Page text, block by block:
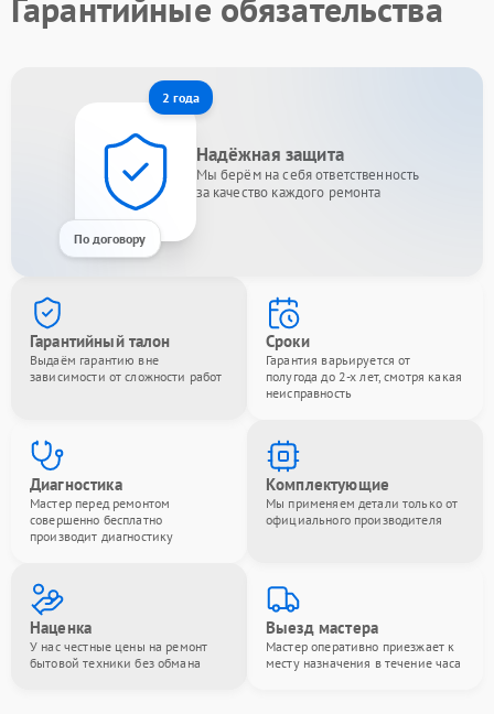
2 года
По договору
Надёжная защита
Мы берём на себя ответственность
за качество каждого ремонта
Гарантийный талон
Выдаём гарантию вне
зависимости от сложности работ
Сроки
Гарантия варьируется от
полугода до 2-х лет, смотря какая
неисправность
Диагностика
Мастер перед ремонтом
совершенно бесплатно
производит диагностику
Комплектующие
Мы применяем детали только от
официального производителя
Наценка
У нас честные цены на ремонт
бытовой техники без обмана
Выезд мастера
Мастер оперативно приезжает к
месту назначения в течение часа